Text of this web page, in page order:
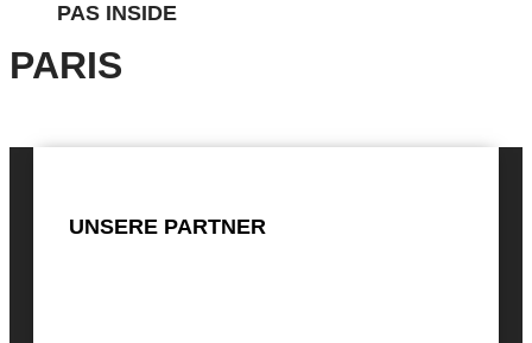
PAS INSIDE
PARIS
UNSERE PARTNER